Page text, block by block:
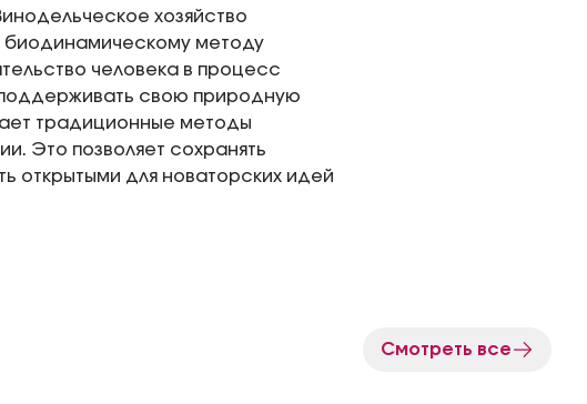
хозяйство
биодинамическому методу
человека в процесс
поддерживать свою природную
традиционные методы
Это позволяет сохранять
открытыми для новаторских идей
Смотреть все